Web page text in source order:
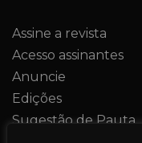
Assine a revista
Acesso assinantes
Anuncie
Edições
Sugestão de Pauta